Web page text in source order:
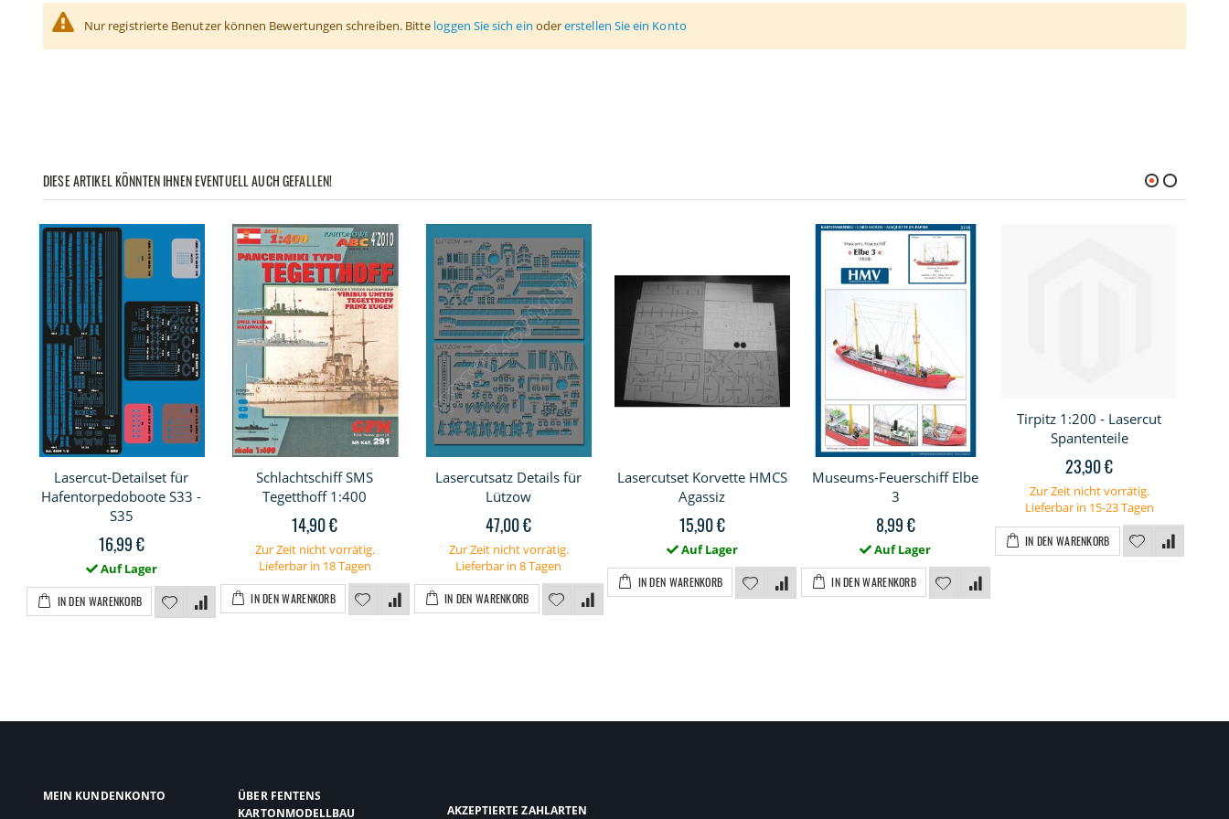
Nur registrierte Benutzer können Bewertungen schreiben. Bitte loggen Sie sich ein odererstellen Sie ein Konto
DIESE ARTIKEL KÖNNTEN IHNEN EVENTUELL AUCH GEFALLEN!
Lasercut-Detailset für
Hafentorpedoboote S33 -
S35
16,99 €
Auf Lager
IN DEN WARENKORB
Schlachtschiff SMS
Tegetthoff 1:400
14,90 €
Zur Zeit nicht vorrätig.
Lieferbar in 18 Tagen
IN DEN WARENKORB
Lasercutsatz Details für
Lützow
47,00 €
Zur Zeit nicht vorrätig.
Lieferbar in 8 Tagen
IN DEN WARENKORB
Lasercutset Korvette HMCS
Agassiz
15,90 €
Auf Lager
IN DEN WARENKORB
Museums-Feuerschiff Elbe
3
8,99 €
Auf Lager
IN DEN WARENKORB
Tirpitz 1:200 - Lasercut
Spantenteile
23,90 €
Zur Zeit nicht vorrätig.
Lieferbar in 15-23 Tagen
IN DEN WARENKORB
MEIN KUNDENKONTO
ÜBER FENTENS
KARTONMODELLBAU
AKZEPTIERTE ZAHLARTEN